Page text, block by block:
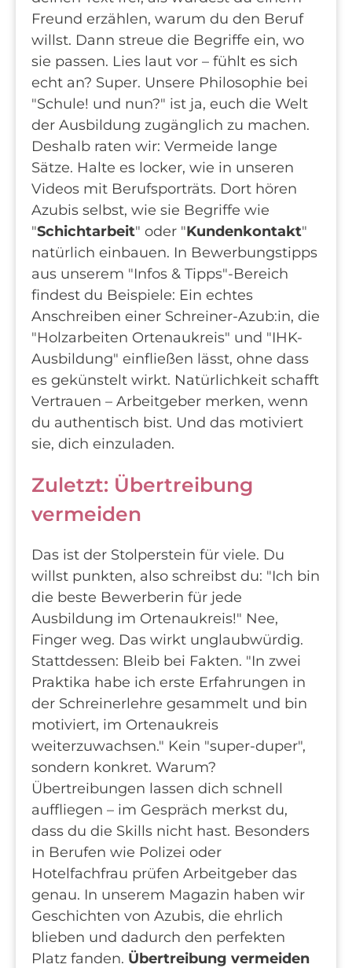
Freund erzählen, warum du den Beruf
willst. Dann streue die Begriffe ein, wo
sie passen. Lies laut vor – fühlt es sich
echt an? Super. Unsere Philosophie bei
"Schule! und nun?" ist ja, euch die Welt
der Ausbildung zugänglich zu machen.
Deshalb raten wir: Vermeide lange
Sätze. Halte es locker, wie in unseren
Videos mit Berufsporträts. Dort hören
Azubis selbst, wie sie Begriffe wie
"Schichtarbeit" oder "Kundenkontakt"
natürlich einbauen. In Bewerbungstipps
aus unserem "Infos & Tipps"-Bereich
findest du Beispiele: Ein echtes
Anschreiben einer Schreiner-Azub:in, die
"Holzarbeiten Ortenaukreis" und "IHK-
Ausbildung" einfließen lässt, ohne dass
es gekünstelt wirkt. Natürlichkeit schafft
Vertrauen – Arbeitgeber merken, wenn
du authentisch bist. Und das motiviert
sie, dich einzuladen.
Zuletzt: Übertreibung
vermeiden
Das ist der Stolperstein für viele. Du
willst punkten, also schreibst du: "Ich bin
die beste Bewerberin für jede
Ausbildung im Ortenaukreis!" Nee,
Finger weg. Das wirkt unglaubwürdig.
Stattdessen: Bleib bei Fakten. "In zwei
Praktika habe ich erste Erfahrungen in
der Schreinerlehre gesammelt und bin
motiviert, im Ortenaukreis
weiterzuwachsen." Kein "super-duper",
sondern konkret. Warum?
Übertreibungen lassen dich schnell
auffliegen – im Gespräch merkst du,
dass du die Skills nicht hast. Besonders
in Berufen wie Polizei oder
Hotelfachfrau prüfen Arbeitgeber das
genau. In unserem Magazin haben wir
Geschichten von Azubis, die ehrlich
blieben und dadurch den perfekten
Platz fanden. Übertreibung vermeiden